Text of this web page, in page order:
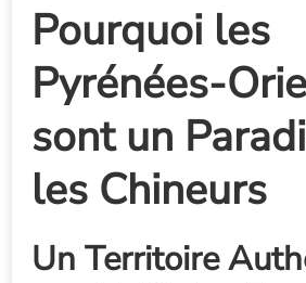
Pourquoi les
Pyrénées-
sont un
les Chineurs
Un Territoire